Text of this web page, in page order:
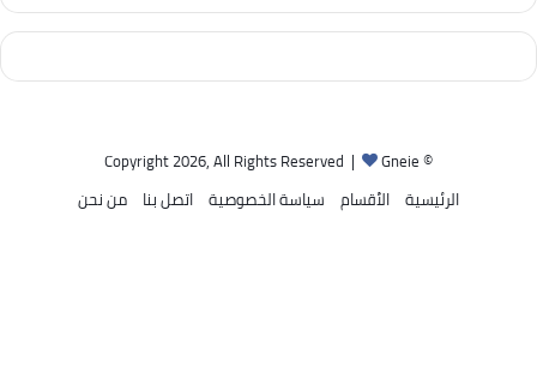
© Copyright 2026, All Rights Reserved |
Gneie
الرئيسية الأقسام سياسة الخصوصية اتصل بنا من نحن